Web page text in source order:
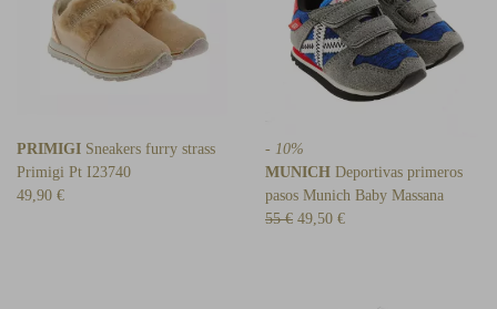
PRIMIGI Sneakers furry strass
Primigi Pt I23740
49,90 €
- 10%
MUNICH Deportivas primeros
pasos Munich Baby Massana
55 € 49,50 €